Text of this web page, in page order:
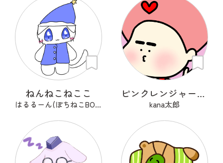
ねんねこねここ
はるるーん(ぽちねこBOOKS)
ピンクレンジャーアフロ🩷
kana太郎